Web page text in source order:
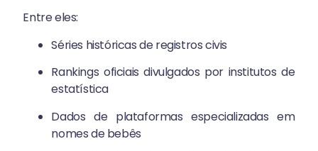
Entre eles:
Séries históricas de registros civis
Rankings oficiais divulgados por institutos de
estatística
Dados de plataformas especializadas em
nomes de bebês